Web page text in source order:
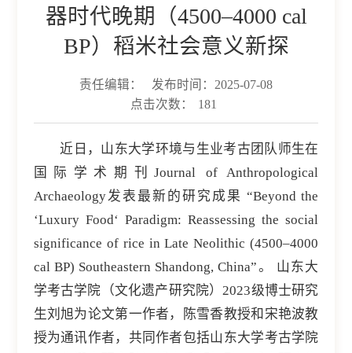
器时代晚期（4500–4000 cal
BP）稻米社会意义新探
责任编辑：
发布时间：2025-07-08
点击次数：
181
近日，山东大学环境与生业考古团队师生在
国际学术期刊Journal of Anthropological
Archaeology发表最新的研究成果 “Beyond the
‘Luxury Food‘ Paradigm: Reassessing the social
significance of rice in Late Neolithic (4500–4000
cal BP) Southeastern Shandong, China”。 山东大
学考古学院（文化遗产研究院）2023级博士研究
生刘旭为论文第一作者，陈雪香教授和宋艳波教
授为通讯作者，共同作者包括山东大学考古学院